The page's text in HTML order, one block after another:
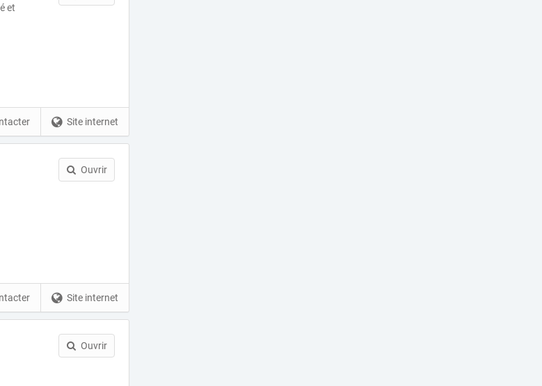
et
Site internet
Ouvrir
Site internet
Ouvrir